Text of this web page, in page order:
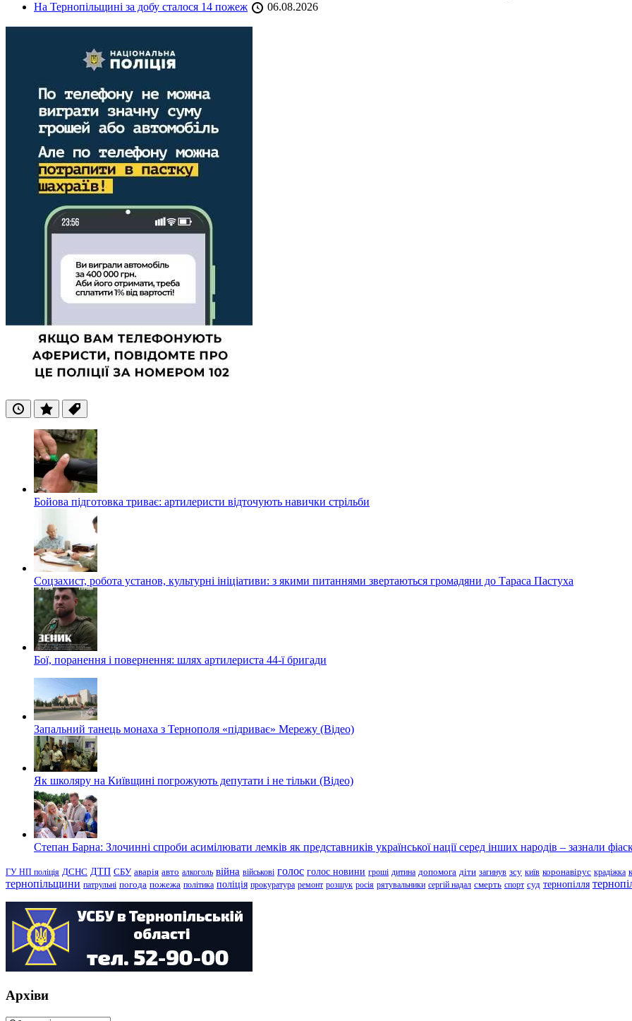
На Тернопільщині за добу сталося 14 пожеж
06.08.2026
ОстанніПопулярні
Теги
Бойова підготовка триває: артилеристи відточують навички стрільби
Соцзахист, робота установ, культурні ініціативи: з якими питаннями звертаються громадяни до Тараса Пастуха
Бої, поранення і повернення: шлях артилериста 44-ї бригади
Запальний танець монаха з Тернополя «підриває» Мережу (Відео)
Як школяру на Київщині погрожують депутати і не тільки (Відео)
Степан Барна: Злочинні спроби асимілювати лемків як представників української нації серед інших народів – зазнали
ГУ НП поліція ДСНС ДТП СБУ аварія авто алкоголь війна військові голос голос новини гроші дитина допомога діти загинув зсу київ коронавірус крадіжка
тернопільщини патрульні погода пожежа політика поліція прокуратура ремонт розшук росія рятувальники сергій надал смерть спорт суд тернопілля
Архіви